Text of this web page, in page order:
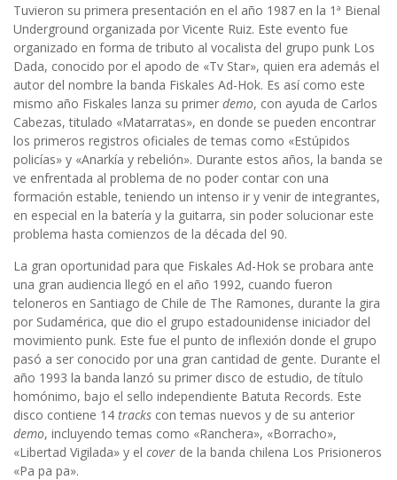
Tuvieron su primera presentación en el año 1987 en la 1ª Bienal
Underground organizada por Vicente Ruiz. Este evento fue
organizado en forma de tributo al vocalista del grupo punk Los
Dada, conocido por el apodo de «Tv Star», quien era además el
autor del nombre la banda Fiskales Ad-Hok. Es así como este
mismo año Fiskales lanza su primer demo, con ayuda de Carlos
Cabezas, titulado «Matarratas», en donde se pueden encontrar
los primeros registros oficiales de temas como «Estúpidos
policías» y «Anarkía y rebelión». Durante estos años, la banda se
ve enfrentada al problema de no poder contar con una
formación estable, teniendo un intenso ir y venir de integrantes,
en especial en la batería y la guitarra, sin poder solucionar este
problema hasta comienzos de la década del 90.
La gran oportunidad para que Fiskales Ad-Hok se probara ante
una gran audiencia llegó en el año 1992, cuando fueron
teloneros en Santiago de Chile de The Ramones, durante la gira
por Sudamérica, que dio el grupo estadounidense iniciador del
movimiento punk. Este fue el punto de inflexión donde el grupo
pasó a ser conocido por una gran cantidad de gente. Durante el
año 1993 la banda lanzó su primer disco de estudio, de título
homónimo, bajo el sello independiente Batuta Records. Este
disco contiene 14 tracks con temas nuevos y de su anterior
demo, incluyendo temas como «Ranchera», «Borracho»,
«Libertad Vigilada» y el cover de la banda chilena Los Prisioneros
«Pa pa pa».